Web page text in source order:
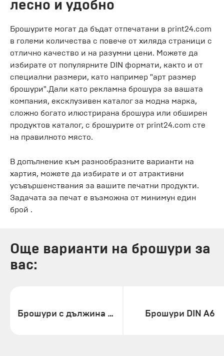
лесно и удобно
Брошурите могат да бъдат отпечатани в print24.com
в големи количества с повече от хиляда страници с
отлично качество и на разумни цени. Можете да
избирате от популярните DIN формати, както и от
специални размери, като например "арт размер
брошури".Дали като рекламна брошура за вашата
компания, ексклузивен каталог за модна марка,
сложно богато илюстрирана брошура или обширен
продуктов каталог, с брошурите от print24.com сте
на правилното място.
В допълнение към разнообразните варианти на
хартия, можете да избирате и от атрактивни
усъвършенствания за вашите печатни продукти.
Задачата за печат е възможна от минимун един
брой .
Още варианти на брошури за
вас:
Брошури с дължина DIN Брошури DIN A6